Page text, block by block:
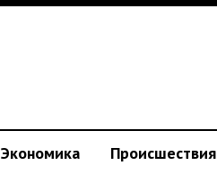
Экономика Происшествия